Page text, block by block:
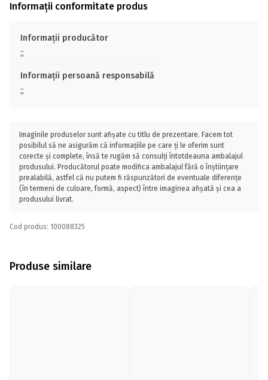
Informații conformitate produs
Informații producător
;;
Informații persoană responsabilă
;;
Imaginile produselor sunt afișate cu titlu de prezentare. Facem tot
posibilul să ne asigurăm că informațiile pe care ți le oferim sunt
corecte și complete, însă te rugăm să consulți întotdeauna ambalajul
produsului. Producătorul poate modifica ambalajul fără o înștiințare
prealabilă, astfel că nu putem fi răspunzători de eventuale diferențe
(în termeni de culoare, formă, aspect) între imaginea afișată și cea a
produsului livrat.
Cod produs: 100088325
Produse similare